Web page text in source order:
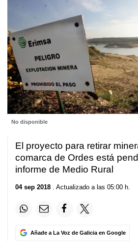
No disponible
El proyecto para retirar
comarca de Ordes está
informe de Medio Rural
04 sep 2018 . Actualizado a las 05:00 h.
Añade a La Voz de Galicia en Google